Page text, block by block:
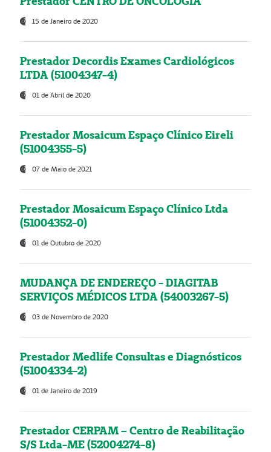
15 de Janeiro de 2020
Prestador Decordis Exames Cardiológicos
LTDA (51004347-4)
01 de Abril de 2020
Prestador Mosaicum Espaço Clínico Eireli
(51004355-5)
07 de Maio de 2021
Prestador Mosaicum Espaço Clínico Ltda
(51004352-0)
01 de Outubro de 2020
MUDANÇA DE ENDEREÇO - DIAGITAB
SERVIÇOS MÉDICOS LTDA (54003267-5)
03 de Novembro de 2020
Prestador Medlife Consultas e Diagnósticos
(51004334-2)
01 de Janeiro de 2019
Prestador CERPAM – Centro de Reabilitação
S/S Ltda-ME (52004274-8)